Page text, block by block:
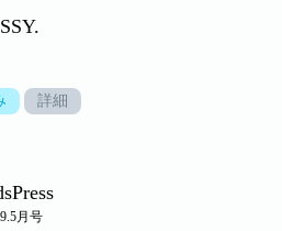
詳細
月号